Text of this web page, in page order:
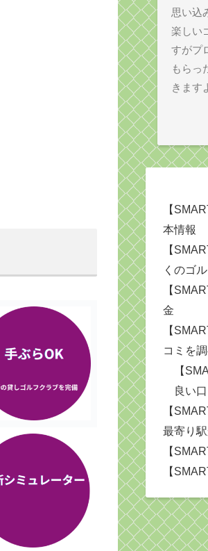
思い込
楽しい
すがプ
もらっ
きます
【
本情報
【
くのゴ
【
金
【
コミを
【
良い
【
最寄り
【
【